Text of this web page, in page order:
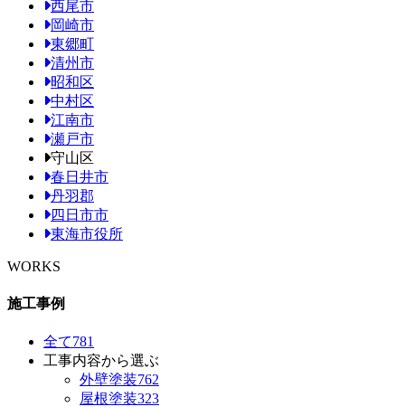
西尾市
岡崎市
東郷町
清州市
昭和区
中村区
江南市
瀬戸市
守山区
春日井市
丹羽郡
四日市市
東海市役所
WORKS
施工事例
全て781
工事内容から選ぶ
外壁塗装762
屋根塗装323